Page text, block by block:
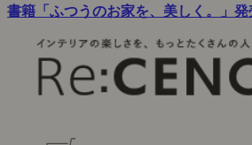
書籍「ふつうのお家を、美しく。」発